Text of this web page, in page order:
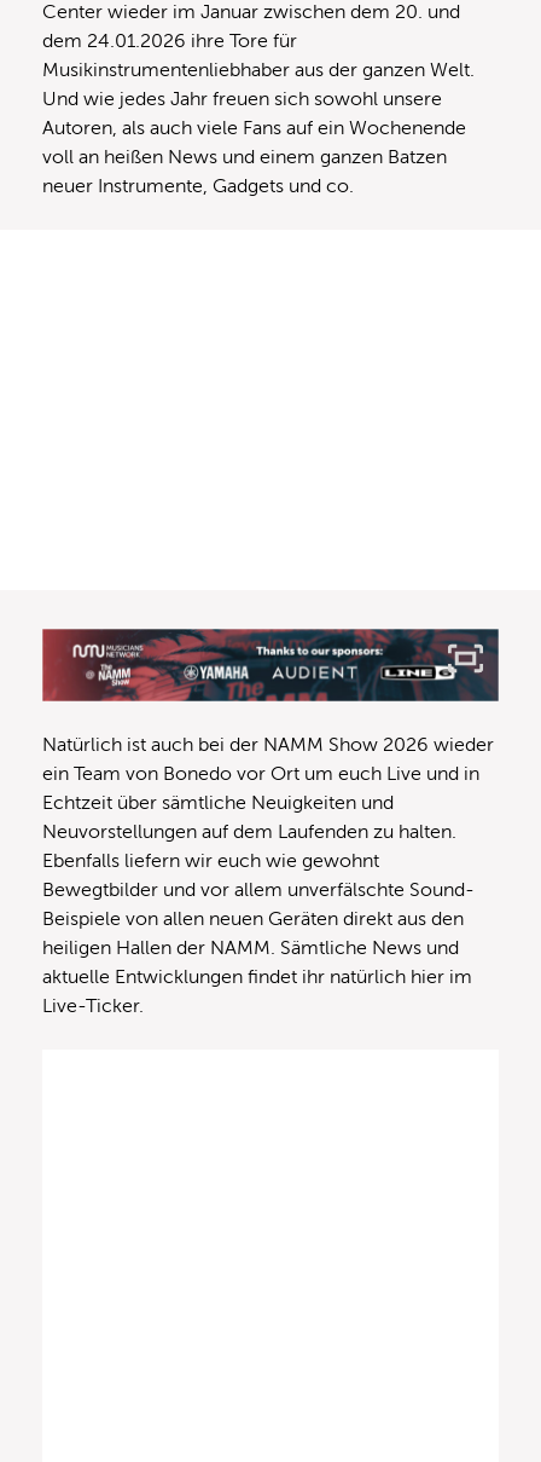
Center wieder im Januar zwischen dem 20. und
dem 24.01.2026 ihre Tore für
Musikinstrumentenliebhaber aus der ganzen Welt.
Und wie jedes Jahr freuen sich sowohl unsere
Autoren, als auch viele Fans auf ein Wochenende
voll an heißen News und einem ganzen Batzen
neuer Instrumente, Gadgets und co.
Natürlich ist auch bei der NAMM Show 2026 wieder
ein Team von Bonedo vor Ort um euch Live und in
Echtzeit über sämtliche Neuigkeiten und
Neuvorstellungen auf dem Laufenden zu halten.
Ebenfalls liefern wir euch wie gewohnt
Bewegtbilder und vor allem unverfälschte Sound-
Beispiele von allen neuen Geräten direkt aus den
heiligen Hallen der NAMM. Sämtliche News und
aktuelle Entwicklungen findet ihr natürlich hier im
Live-Ticker.